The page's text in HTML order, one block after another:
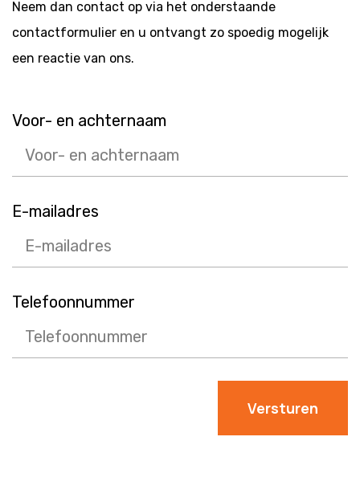
Neem dan contact op via het onderstaande
contactformulier en u ontvangt zo spoedig mogelijk
een reactie van ons.
Call me back by fax
Voor- en achternaam
E-mailadres
Telefoonnummer
Versturen